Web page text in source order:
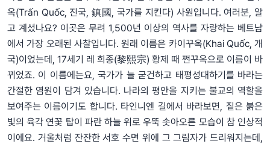
옥(Trấn Quốc, 진국, 鎮國, 국가를 지킨다) 사원입니다. 여러분, 알
고 계셨나요? 이곳은 무려 1,500년 이상의 역사를 자랑하는 베트남
에서 가장 오래된 사찰입니다. 원래 이름은 카이꾸옥(Khai Quốc, 개
국)이었는데, 17세기 레 희종(黎熙宗) 황제 때 쩐꾸옥으로 이름이 바
뀌었죠. 이 이름에는요, 국가가 늘 굳건하고 태평성대하기를 바라는
간절한 염원이 담겨 있습니다. 나라의 평안을 지키는 불교의 역할을
보여주는 이름이기도 합니다. 타인니엔 길에서 바라보면, 짙은 붉은
빛의 육각 연꽃 탑이 파란 하늘 위로 우뚝 솟아오른 모습이 참 인상적
이에요. 거울처럼 잔잔한 서호 수면 위에 그 그림자가 드리워지는데,